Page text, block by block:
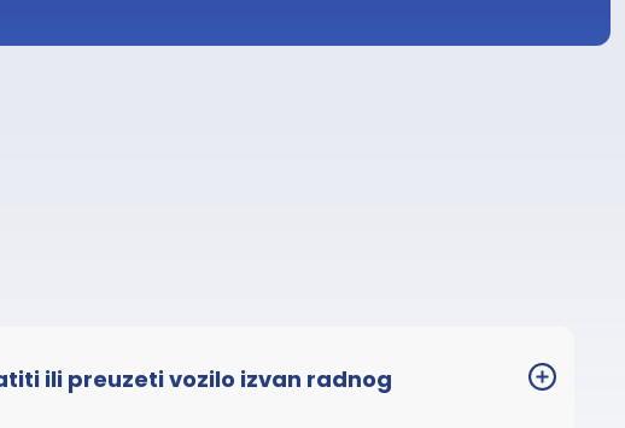
ili preuzeti vozilo izvan radnog